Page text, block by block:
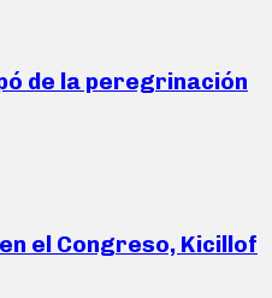
de la peregrinación
el Congreso, Kicillof